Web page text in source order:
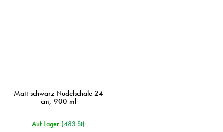
Matt schwarz Nudelschale 24
cm, 900 ml
Auf Lager (483 St)